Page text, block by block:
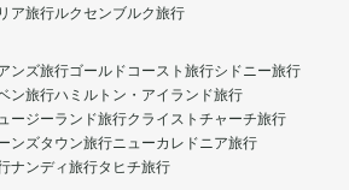
ア旅行ルクセンブルク旅行
ンズ旅行ゴールドコースト旅行シドニー旅行
ン旅行ハミルトン・アイランド旅行
ージーランド旅行クライストチャーチ旅行
ンズタウン旅行ニューカレドニア旅行
ナンディ旅行タヒチ旅行